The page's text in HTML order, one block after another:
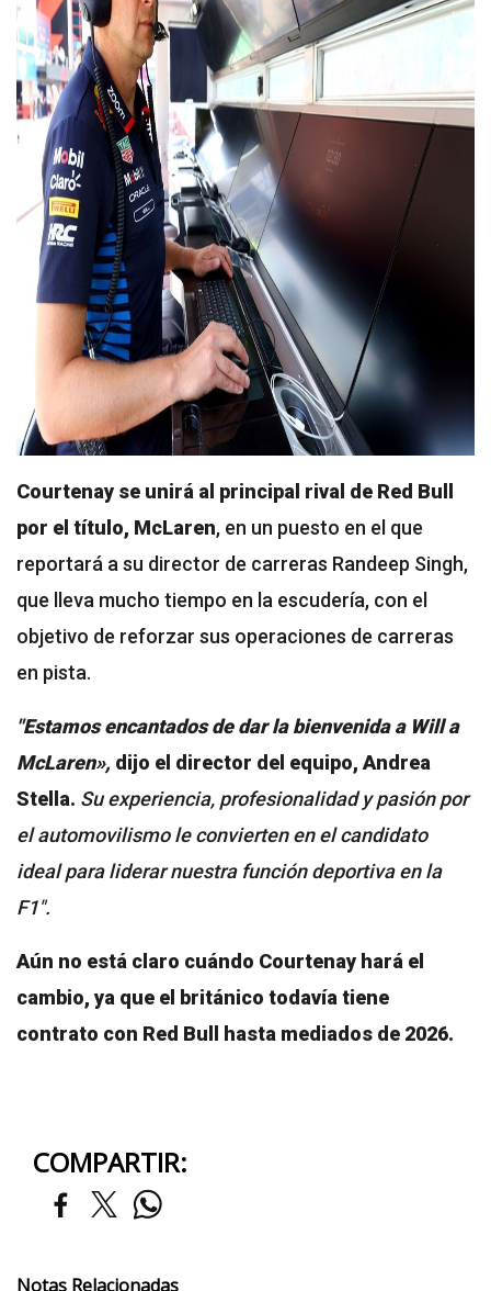
Courtenay se unirá al principal rival de Red Bull
por el título, McLaren, en un puesto en el que
reportará a su director de carreras Randeep Singh,
que lleva mucho tiempo en la escudería, con el
objetivo de reforzar sus operaciones de carreras
en pista.
"Estamos encantados de dar la bienvenida a Will a
McLaren», dijo el director del equipo, Andrea
Stella. Su experiencia, profesionalidad y pasión por
el automovilismo le convierten en el candidato
ideal para liderar nuestra función deportiva en la
F1".
Aún no está claro cuándo Courtenay hará el
cambio, ya que el británico todavía tiene
contrato con Red Bull hasta mediados de 2026.
COMPARTIR:
Notas Relacionadas